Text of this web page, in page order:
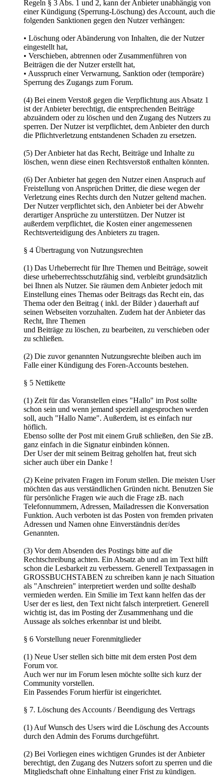
Regeln § 3 Abs. 1 und 2, kann der Anbieter unabhängig von
einer Kündigung (Sperrung-Löschung) des Account, auch die
folgenden Sanktionen gegen den Nutzer verhängen:
• Löschung oder Abänderung von Inhalten, die der Nutzer
eingestellt hat,
• Verschieben, abtrennen oder Zusammenführen von
Beiträgen die der Nutzer erstellt hat,
• Ausspruch einer Verwarnung, Sanktion oder (temporäre)
Sperrung des Zugangs zum Forum.
(4) Bei einem Verstoß gegen die Verpflichtung aus Absatz 1
ist der Anbieter berechtigt, die entsprechenden Beiträge
abzuändern oder zu löschen und den Zugang des Nutzers zu
sperren. Der Nutzer ist verpflichtet, dem Anbieter den durch
die Pflichtverletzung entstandenen Schaden zu ersetzen.
(5) Der Anbieter hat das Recht, Beiträge und Inhalte zu
löschen, wenn diese einen Rechtsverstoß enthalten könnten.
(6) Der Anbieter hat gegen den Nutzer einen Anspruch auf
Freistellung von Ansprüchen Dritter, die diese wegen der
Verletzung eines Rechts durch den Nutzer geltend machen.
Der Nutzer verpflichtet sich, den Anbieter bei der Abwehr
derartiger Ansprüche zu unterstützen. Der Nutzer ist
außerdem verpflichtet, die Kosten einer angemessenen
Rechtsverteidigung des Anbieters zu tragen.
§ 4 Übertragung von Nutzungsrechten
(1) Das Urheberrecht für Ihre Themen und Beiträge, soweit
diese urheberrechtsschutzfähig sind, verbleibt grundsätzlich
bei Ihnen als Nutzer. Sie räumen dem Anbieter jedoch mit
Einstellung eines Themas oder Beitrags das Recht ein, das
Thema oder den Beitrag ( inkl. der Bilder ) dauerhaft auf
seinen Webseiten vorzuhalten. Zudem hat der Anbieter das
Recht, Ihre Themen
und Beiträge zu löschen, zu bearbeiten, zu verschieben oder
zu schließen.
(2) Die zuvor genannten Nutzungsrechte bleiben auch im
Falle einer Kündigung des Foren-Accounts bestehen.
§ 5 Nettikette
(1) Zeit für das Voranstellen eines "Hallo" im Post sollte
schon sein und wenn jemand speziell angesprochen werden
soll, auch "Hallo Name". Außerdem, ist es einfach nur
höflich.
Ebenso sollte der Post mit einem Gruß schließen, den Sie zB.
ganz einfach in die Signatur einbinden können.
Der User der mit seinem Beitrag geholfen hat, freut sich
sicher auch über ein Danke !
(2) Keine privaten Fragen im Forum stellen. Die meisten User
möchten das aus verständlichen Gründen nicht. Benutzen Sie
für persönliche Fragen wie auch die Frage zB. nach
Telefonnummern, Adressen, Mailadressen die Konversation
Funktion. Auch verboten ist das Posten von fremden privaten
Adressen und Namen ohne Einverständnis der/des
Genannten.
(3) Vor dem Absenden des Postings bitte auf die
Rechtschreibung achten. Ein Absatz ab und an im Text hilft
schon die Lesbarkeit zu verbessern. Generell Textpassagen in
GROSSBUCHSTABEN zu schreiben kann je nach Situation
als "Anschreien" interpretiert werden und sollte deshalb
vermieden werden. Ein Smilie im Text kann helfen das der
User der es liest, den Text nicht falsch interpretiert. Generell
wichtig ist, das im Posting der Zusammenhang und die
Aussage als solches erkennbar ist und bleibt.
§ 6 Vorstellung neuer Forenmitglieder
(1) Neue User stellen sich bitte mit dem ersten Post dem
Forum vor.
Auch wer nur im Forum lesen möchte sollte sich kurz der
Community vorstellen.
Ein Passendes Forum hierfür ist eingerichtet.
§ 7. Löschung des Accounts / Beendigung des Vertrags
(1) Auf Wunsch des Users wird die Löschung des Accounts
durch den Admin des Forums durchgeführt.
(2) Bei Vorliegen eines wichtigen Grundes ist der Anbieter
berechtigt, den Zugang des Nutzers sofort zu sperren und die
Mitgliedschaft ohne Einhaltung einer Frist zu kündigen.